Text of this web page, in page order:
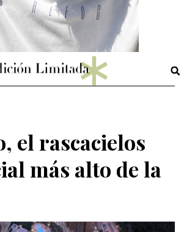
el rascacielos
más alto de la